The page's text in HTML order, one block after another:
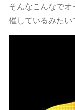
そんなこんなで
催しているみたい